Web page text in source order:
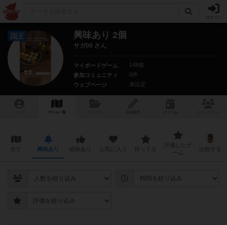
ログイン
国王 興味あり 2個
サガ00 さん
マイボードゲーム
148個
参加コミュニティ
0件
ウェブページ
未設定
ゲーム一覧
興味あり お気に入り
評価したゲ